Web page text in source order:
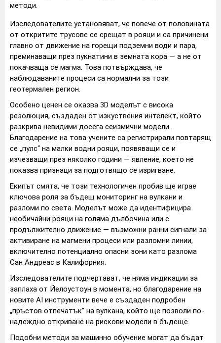
методи.
Изследователите установяват, че повече от половината
от откритите трусове се срещат в рояци и са причинени
главно от движение на горещи подземни води и пара,
преминаващи през пукнатини в земната кора — а не от
покачваща се магма. Това потвърждава, че
наблюдаваните процеси са нормални за този
геотермален регион.
Особено ценен се оказва 3D моделът с висока
резолюция, създаден от изкуствения интелект, който
разкрива невидими досега сеизмични модели.
Благодарение на това учените са регистрирали повтарящ
се „пулс“ на малки водни рояци, появяващи се и
изчезващи през няколко години — явление, което не
показва признаци за подготвящо се изригване.
Екипът смята, че този технологичен пробив ще играе
ключова роля за бъдещ мониторинг на вулкани и
разломи по света. Моделът може да идентифицира
необичайни рояци на голяма дълбочина или с
продължително движение — възможни ранни сигнали за
активиране на магмени процеси или разломни линии,
включително потенциално опасни зони като разлома
Сан Андреас в Калифорния.
Изследователите подчертават, че няма индикации за
заплаха от Йелоустоун в момента, но благодарение на
новите AI инструменти вече е създаден подробен
„пръстов отпечатък“ на вулкана, който ще позволи по-
надеждно откриване на рискови модели в бъдеще.
Подобни методи за машинно обучение могат да бъдат